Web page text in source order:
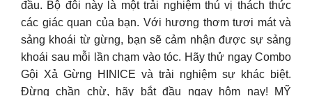
đầu. Bộ đôi này là một trải nghiệm thú vị thách thức
các giác quan của bạn. Với hương thơm tươi mát và
sảng khoái từ gừng, bạn sẽ cảm nhận được sự sảng
khoái sau mỗi lần chạm vào tóc. Hãy thử ngay Combo
Gội Xả Gừng HINICE và trải nghiệm sự khác biệt.
Đừng chần chừ, hãy bắt đầu ngay hôm nay! MỸ